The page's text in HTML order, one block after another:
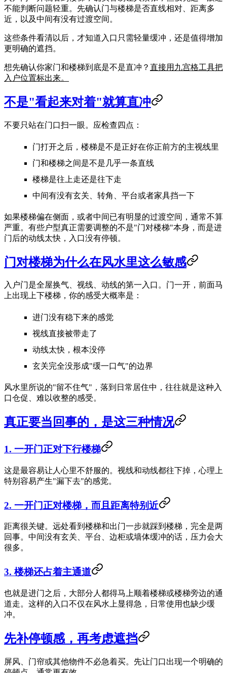
不能判断问题轻重。先确认门与楼梯是否直线相对、距离多
近，以及中间有没有过渡空间。
这些条件看清以后，才知道入口只需轻量缓冲，还是值得增加
更明确的遮挡。
想先确认你家门和楼梯到底是不是直冲？ 直接用九宫格工具把
入户位置标出来。
不是"看起来对着"就算直冲
不要只站在门口扫一眼。应检查四点：
门打开之后，楼梯是不是正好在你正前方的主视线里
门和楼梯之间是不是几乎一条直线
楼梯是往上走还是往下走
中间有没有玄关、转角、平台或者家具挡一下
如果楼梯偏在侧面，或者中间已有明显的过渡空间，通常不算
严重。有些户型真正需要调整的不是"门对楼梯"本身，而是进
门后的动线太快，入口没有停顿。
门对楼梯为什么在风水里这么敏感
入户门是全屋换气、视线、动线的第一入口。门一开，前面马
上出现上下楼梯，你的感受大概率是：
进门没有稳下来的感觉
视线直接被带走了
动线太快，根本没停
玄关完全没形成"缓一口气"的边界
风水里所说的"留不住气"，落到日常居住中，往往就是这种入
口仓促、难以收整的感受。
真正要当回事的，是这三种情况
1. 一开门正对下行楼梯
这是最容易让人心里不舒服的。视线和动线都往下掉，心理上
特别容易产生"漏下去"的感觉。
2. 一开门正对楼梯，而且距离特别近
距离很关键。远处看到楼梯和出门一步就踩到楼梯，完全是两
回事。中间没有玄关、平台、边柜或墙体缓冲的话，压力会大
很多。
3. 楼梯还占着主通道
也就是进门之后，大部分人都得马上顺着楼梯或楼梯旁边的通
道走。这样的入口不仅在风水上显得急，日常使用也缺少缓
冲。
先补停顿感，再考虑遮挡
屏风、门帘或其他物件不必急着买。先让门口出现一个明确的